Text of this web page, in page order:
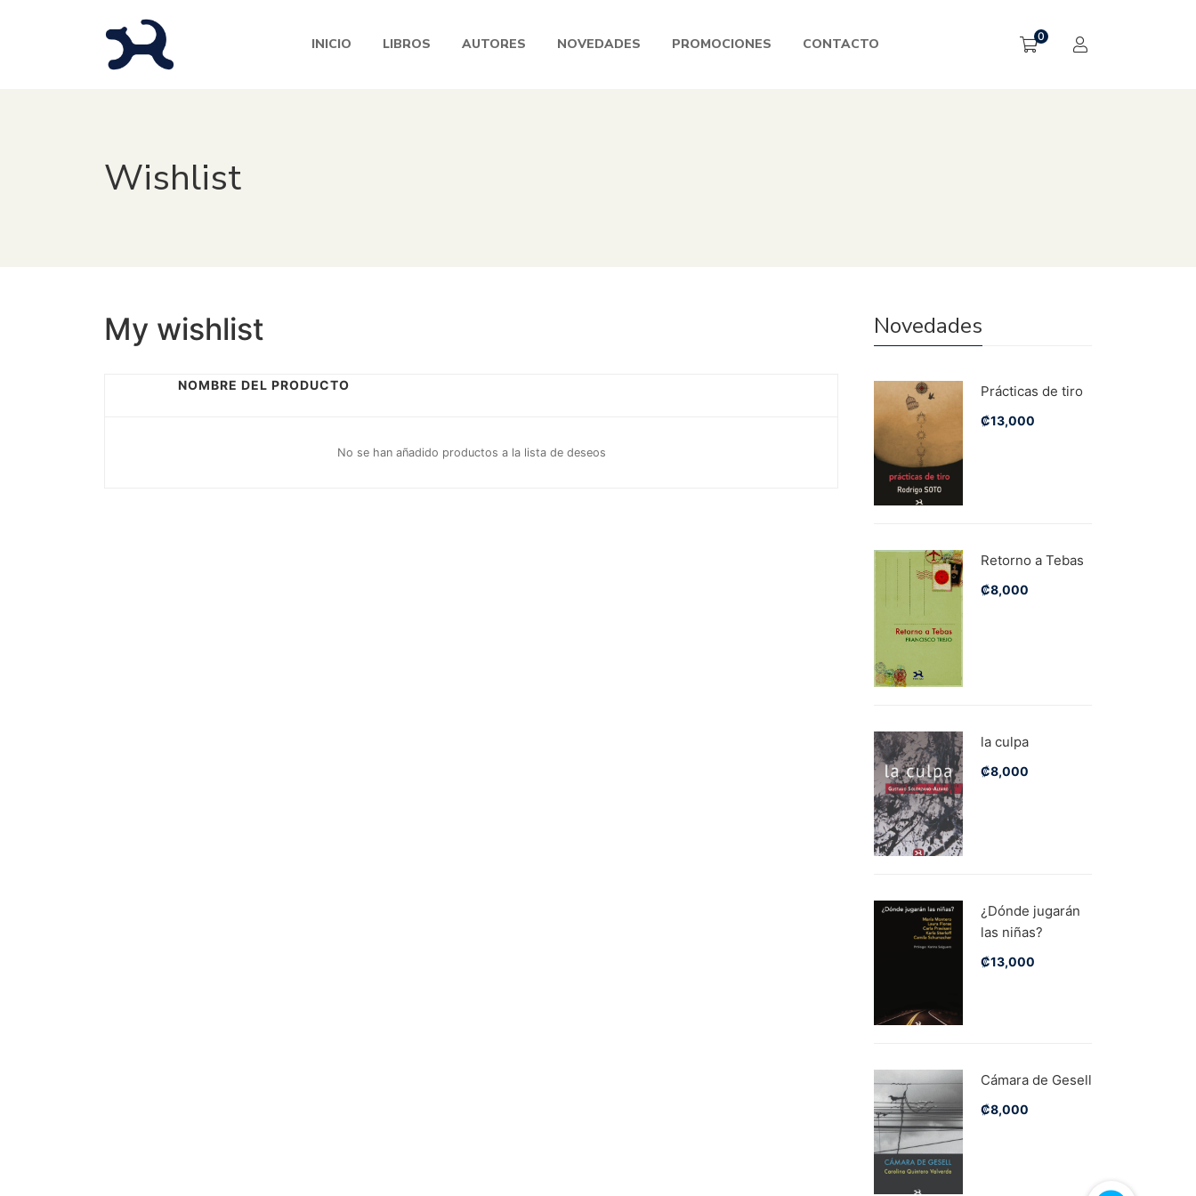
INICIO LIBROS AUTORES NOVEDADES PROMOCIONES CONTACTO 0
Wishlist
My wishlist
NOMBRE DEL PRODUCTO
No se han añadido productos a la lista de deseos
Novedades
Prácticas de tiro
₡13,000
Retorno a Tebas
₡8,000
la culpa
₡8,000
¿Dónde jugarán
las niñas?
₡13,000
Cámara de Gesell
₡8,000